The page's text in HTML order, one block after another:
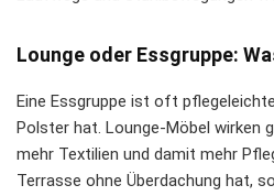
Lounge oder Essgruppe:
Eine Essgruppe ist oft
Polster hat. Lounge-Möbel wirken
mehr Textilien und damit mehr
Terrasse ohne Überdachung hat,